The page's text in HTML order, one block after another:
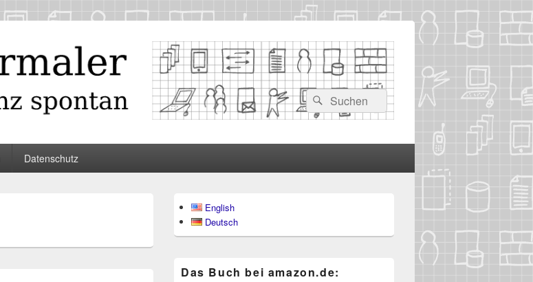
Suchen
nach:
Suchen
Datenschutz
Seitenleisten-
Widgetbereich
English
Deutsch
Das Buch bei ama​zon​.de: